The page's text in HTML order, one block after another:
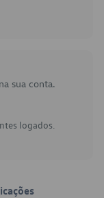
sua conta.
logados.